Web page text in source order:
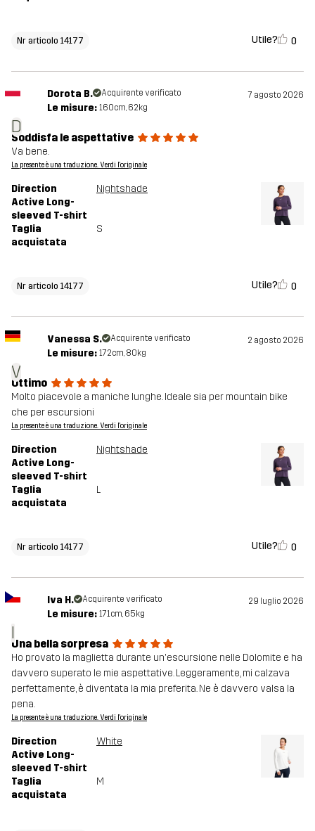
Nr articolo 14177 Utile? 0
D
Dorota B. Acquirente verificato 7 agosto 2026
Le misure: 160cm, 62kg
Soddisfa le aspettative
Va bene.
La presente è una traduzione. Verdi l'originale
Direction
Active Long-
sleeved T-shirt
Nightshade
Taglia
acquistata
S
Nr articolo 14177 Utile? 0
V
Vanessa S. Acquirente verificato 2 agosto 2026
Le misure: 172cm, 80kg
Ottimo
Molto piacevole a maniche lunghe. Ideale sia per mountain bike
che per escursioni
La presente è una traduzione. Verdi l'originale
Direction
Active Long-
sleeved T-shirt
Nightshade
Taglia
acquistata
L
Nr articolo 14177 Utile? 0
I
Iva H. Acquirente verificato 29 luglio 2026
Le misure: 171cm, 65kg
Una bella sorpresa
Ho provato la maglietta durante un'escursione nelle Dolomite e ha
davvero superato le mie aspettative. Leggeramente, mi calzava
perfettamente, è diventata la mia preferita. Ne è davvero valsa la
pena.
La presente è una traduzione. Verdi l'originale
Direction
Active Long-
sleeved T-shirt
White
Taglia
acquistata
M